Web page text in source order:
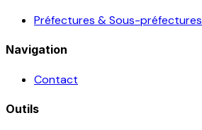
Préfectures & Sous-préfectures
Navigation
Contact
Outils